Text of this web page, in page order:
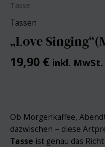
Tasse
Tassen
„Love
19,90 € inkl. MwSt.
Ob Morgenkaffee,
dazwischen – diese
Tasse ist genau das